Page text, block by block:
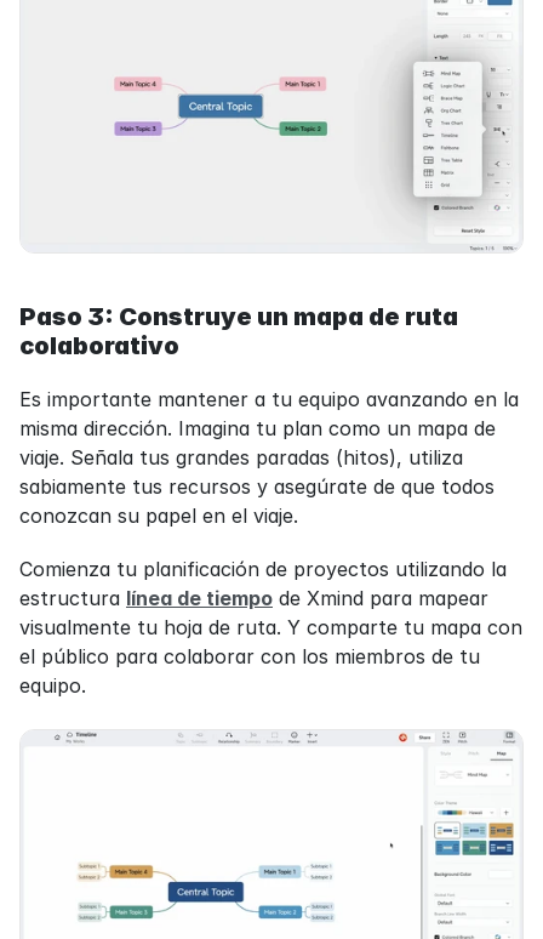
Paso 3: Construye un mapa de ruta
colaborativo
Es importante mantener a tu equipo avanzando en la
misma dirección. Imagina tu plan como un mapa de
viaje. Señala tus grandes paradas (hitos), utiliza
sabiamente tus recursos y asegúrate de que todos
conozcan su papel en el viaje.
Comienza tu planificación de proyectos utilizando la
estructura línea de tiempo de Xmind para mapear
visualmente tu hoja de ruta. Y comparte tu mapa con
el público para colaborar con los miembros de tu
equipo.